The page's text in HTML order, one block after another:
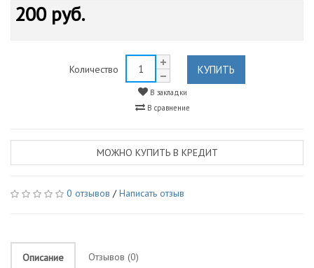
200 руб.
Количество КУПИТЬ
В закладки
В сравнение
МОЖНО КУПИТЬ В КРЕДИТ
0 отзывов /Написать отзыв
Описание Отзывов (0)